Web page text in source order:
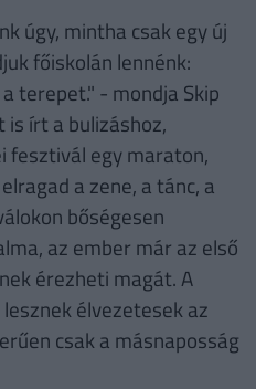
úgy, mintha csak egy új
főiskolán lennénk:
terepet." - mondja Skip
is írt a bulizáshoz,
fesztivál egy maraton,
a zene, a tánc, a
bőségesen
az ember már az első
érezheti magát. A
élvezetesek az
csak a másnaposság